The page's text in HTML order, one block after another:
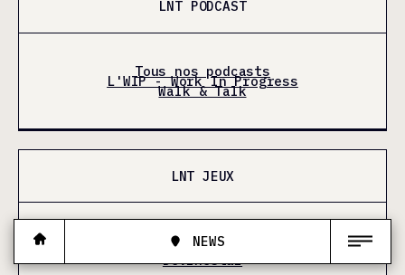
NEWS
LNT PODCAST
Tous nos podcasts
L'WIP - Work In Progress
Walk & Talk
LNT JEUX
Tous les jeux
Mots croisés
DevineStar